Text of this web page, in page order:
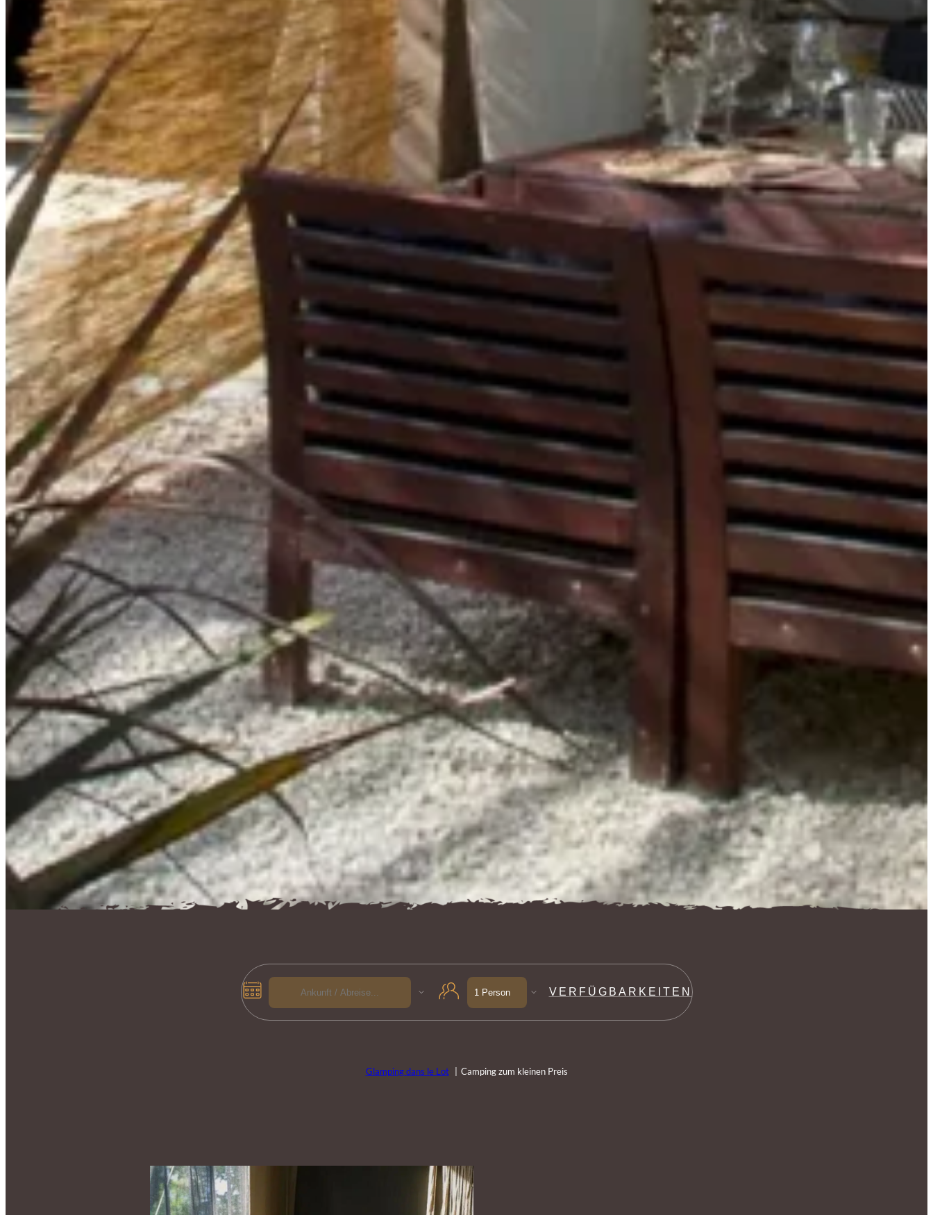
VERFÜGBARKEITEN
Glamping dans le Lot Camping zum kleinen Preis